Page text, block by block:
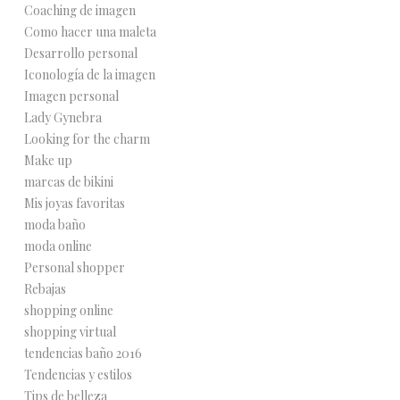
Coaching de imagen
Como hacer una maleta
Desarrollo personal
Iconología de la imagen
Imagen personal
Lady Gynebra
Looking for the charm
Make up
marcas de bikini
Mis joyas favoritas
moda baño
moda online
Personal shopper
Rebajas
shopping online
shopping virtual
tendencias baño 2016
Tendencias y estilos
Tips de belleza